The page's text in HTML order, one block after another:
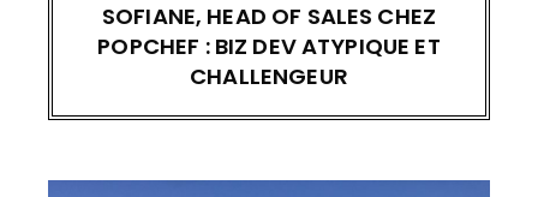
SOFIANE, HEAD OF SALES CHEZ
POPCHEF : BIZ DEV ATYPIQUE ET
CHALLENGEUR